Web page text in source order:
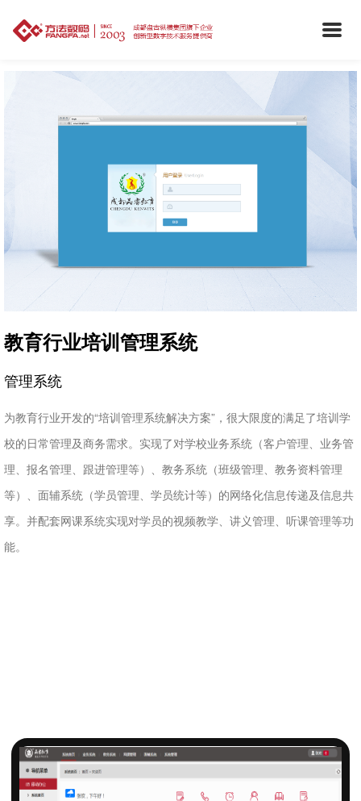
教育行业培训管理系统
管理系统
为教育行业开发的“培训管理系统解决方案”，很大限度的满足了培训学
校的日常管理及商务需求。实现了对学校业务系统（客户管理、业务管
理、报名管理、跟进管理等）、教务系统（班级管理、教务资料管理
等）、面辅系统（学员管理、学员统计等）的网络化信息传递及信息共
享。并配套网课系统实现对学员的视频教学、讲义管理、听课管理等功
能。